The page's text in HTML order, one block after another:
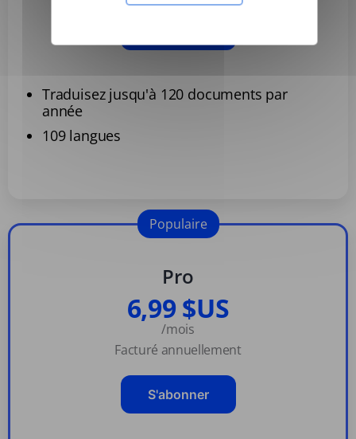
Traduisez jusqu'à 120 documents par
année
109 langues
Pro
6,99 $US
/mois
Facturé annuellement
S'abonner
Populaire